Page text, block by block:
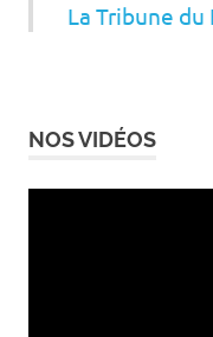
La Tribune du
NOS VIDÉOS